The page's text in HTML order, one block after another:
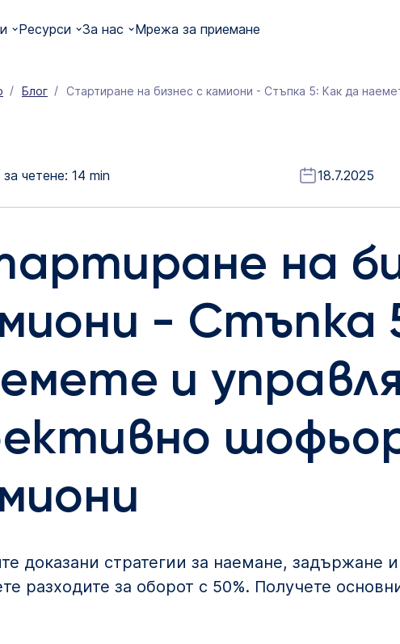
Ресурси За нас Мрежа за приемане
Блог Стартиране на бизнес с камиони - Стъпка 5: Как да
четене: 14 min 18.7.2025
на
- Стъпка
и
доказани стратегии за наемане, задържане
разходите за оборот с 50%. Получете